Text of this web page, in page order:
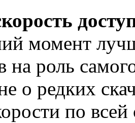
момент
на роль
о редких
по всей